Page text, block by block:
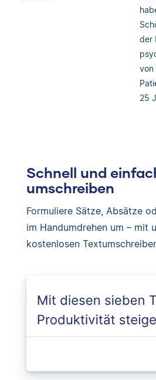
der
von
25
Schnell und
umschreiben
Formuliere Sätze, Absätze
im Handumdrehen um – mit
kostenlosen